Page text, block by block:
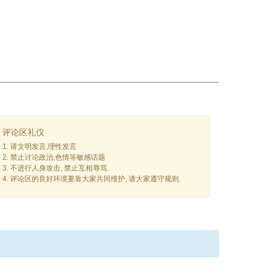
评论区礼仪
1. 请文明发言,理性发言
2. 禁止讨论政治,色情等敏感话题
3. 不进行人身攻击, 禁止互相辱骂.
4. 评论区的良好环境要靠大家共同维护, 请大家遵守规则.